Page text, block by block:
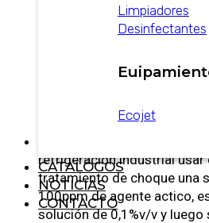
Limpiadores
Desinfectantes
Ecojet
CATALOGOS
NOTICIAS
CONTACTO
de asepsia médica o
operaciones normales de
agente activo, es decir una
dilución de 0,4% v/v.
refrigeración industrial usar
tratamiento de choque una
100ppm de agente actico,
solución de 0,1%v/v y luego